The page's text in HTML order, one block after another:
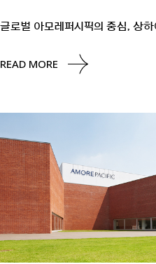
글로벌 아모레퍼시픽의 중심, 상
READ MORE